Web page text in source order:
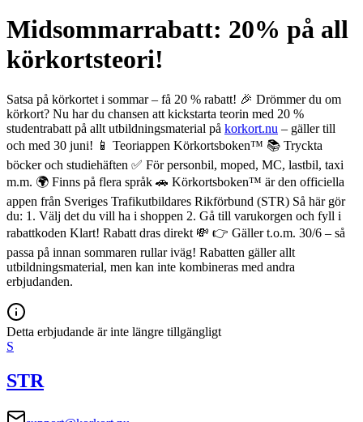
Midsommarrabatt: 20% på all
körkortsteori!
Satsa på körkortet i sommar – få 20 % rabatt! 🎉 Drömmer du om
körkort? Nu har du chansen att kickstarta teorin med 20 %
studentrabatt på allt utbildningsmaterial på korkort.nu – gäller till
och med 30 juni! 📱 Teoriappen Körkortsboken™ 📚 Tryckta
böcker och studiehäften ✅ För personbil, moped, MC, lastbil, taxi
m.m. 🌍 Finns på flera språk 🚗 Körkortsboken™ är den officiella
appen från Sveriges Trafikutbildares Rikförbund (STR) Så här gör
du: 1. Välj det du vill ha i shoppen 2. Gå till varukorgen och fyll i
rabattkoden Klart! Rabatt dras direkt 💸 👉 Gäller t.o.m. 30/6 – så
passa på innan sommaren rullar iväg! Rabatten gäller allt
utbildningsmaterial, men kan inte kombineras med andra
erbjudanden.
Detta erbjudande är inte längre tillgängligt
S
STR